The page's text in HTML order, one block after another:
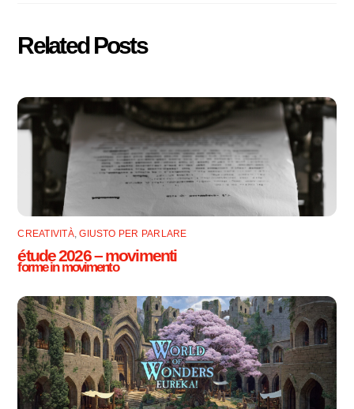
Related Posts
CREATIVITÀ,GIUSTO PER PARLARE
étude 2026 – movimenti
forme in movimento